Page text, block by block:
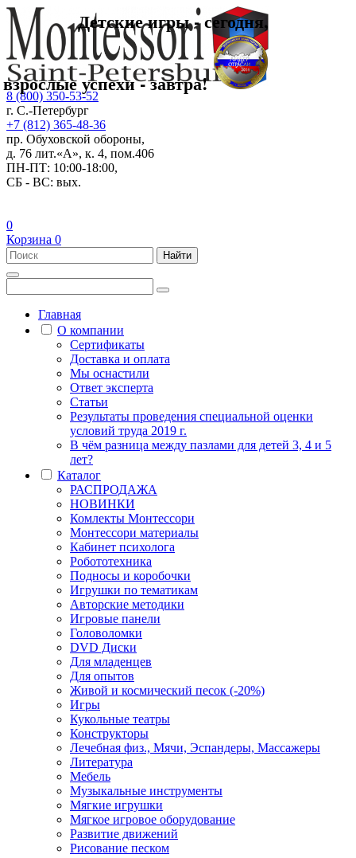
8 (800) 350-53-52
г. С.-Петербург
+7 (812) 365-48-36
пр. Обуховской обороны,
д. 76 лит.«А», к. 4, пом.406
ПН-ПТ: 10:00-18:00,
СБ - ВС: вых.
Детские игры - сегодня,
взрослые успехи - завтра!
0
Корзина 0
Найти
Главная
О компании
Сертификаты
Доставка и оплата
Мы оснастили
Ответ эксперта
Статьи
Результаты проведения специальной оценки
условий труда 2019 г.
В чём разница между пазлами для детей 3, 4 и 5
лет?
Каталог
РАСПРОДАЖА
НОВИНКИ
Комлекты Монтессори
Монтессори материалы
Кабинет психолога
Робототехника
Подносы и коробочки
Игрушки по тематикам
Авторские методики
Игровые панели
Головоломки
DVD Диски
Для младенцев
Для опытов
Живой и космический песок (-20%)
Игры
Кукольные театры
Конструкторы
Лечебная физ., Мячи, Эспандеры, Массажеры
Литература
Мебель
Музыкальные инструменты
Мягкие игрушки
Мягкое игровое оборудование
Развитие движений
Рисование песком